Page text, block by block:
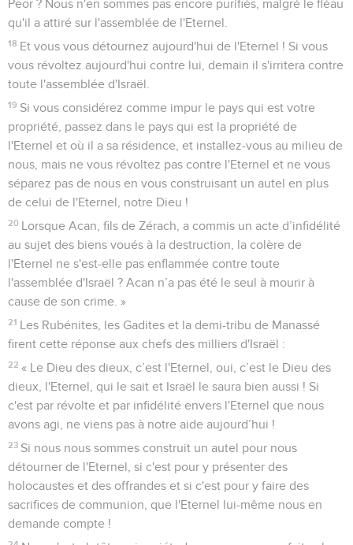
Peor ? Nous n'en sommes pas encore purifiés, malgré le fléau
qu'il a attiré sur l'assemblée de l'Eternel.
18 Et vous vous détournez aujourd'hui de l'Eternel ! Si vous
vous révoltez aujourd'hui contre lui, demain il s'irritera contre
toute l'assemblée d'Israël.
19 Si vous considérez comme impur le pays qui est votre
propriété, passez dans le pays qui est la propriété de
l'Eternel et où il a sa résidence, et installez-vous au milieu de
nous, mais ne vous révoltez pas contre l'Eternel et ne vous
séparez pas de nous en vous construisant un autel en plus
de celui de l'Eternel, notre Dieu !
20 Lorsque Acan, fils de Zérach, a commis un acte d’infidélité
au sujet des biens voués à la destruction, la colère de
l'Eternel ne s'est-elle pas enflammée contre toute
l'assemblée d'Israël ? Acan n’a pas été le seul à mourir à
cause de son crime. »
21 Les Rubénites, les Gadites et la demi-tribu de Manassé
firent cette réponse aux chefs des milliers d'Israël :
22 « Le Dieu des dieux, c’est l'Eternel, oui, c’est le Dieu des
dieux, l'Eternel, qui le sait et Israël le saura bien aussi ! Si
c'est par révolte et par infidélité envers l'Eternel que nous
avons agi, ne viens pas à notre aide aujourd’hui !
23 Si nous nous sommes construit un autel pour nous
détourner de l'Eternel, si c'est pour y présenter des
holocaustes et des offrandes et si c'est pour y faire des
sacrifices de communion, que l'Eternel lui-même nous en
demande compte !